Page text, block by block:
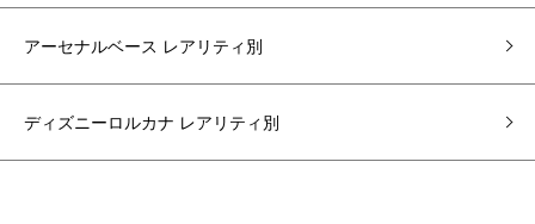
アーセナルベース レアリティ別
ディズニーロルカナ レアリティ別